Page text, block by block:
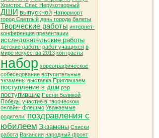
Христос. Спас Нерукотворный
ДШИ выпускной Натюрморт
город Светлый день города балеты
Творческие работы интернет-
конференция презентации
исследовательские работы
детские работы работ учащихся в
мире искусства 2013 контрасты
набор хореографическое
собеседование вступительные
экзамены выставка Приглашаем
поступление в дши рэр
поступившие Песни Великой
Победы участие в творческом
онлайн- флешмо Уважаемые
родители! поздравления с
юбилеем Экзамены Списки
работа Вакансия народный фронт